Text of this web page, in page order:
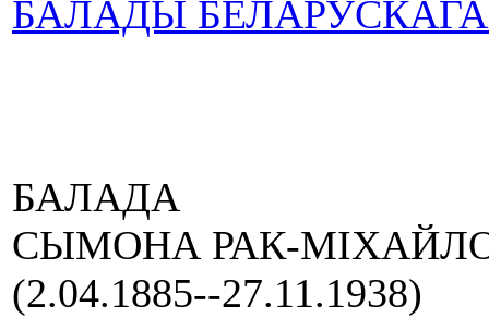
БАЛАДЫ
БАЛАДА
СЫМОНА РАК-
(2.04.1885--27.11.1938)